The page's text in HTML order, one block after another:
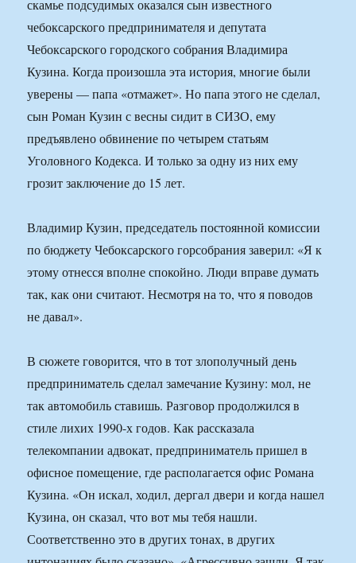
скамье подсудимых оказался сын известного
чебоксарского предпринимателя и депутата
Чебоксарского городского собрания Владимира
Кузина. Когда произошла эта история, многие были
уверены — папа «отмажет». Но папа этого не сделал,
сын Роман Кузин с весны сидит в СИЗО, ему
предъявлено обвинение по четырем статьям
Уголовного Кодекса. И только за одну из них ему
грозит заключение до 15 лет.
Владимир Кузин, председатель постоянной комиссии
по бюджету Чебоксарского горсобрания заверил: «Я к
этому отнесся вполне спокойно. Люди вправе думать
так, как они считают. Несмотря на то, что я поводов
не давал».
В сюжете говорится, что в тот злополучный день
предприниматель сделал замечание Кузину: мол, не
так автомобиль ставишь. Разговор продолжился в
стиле лихих 1990-х годов. Как рассказала
телекомпании адвокат, предприниматель пришел в
офисное помещение, где располагается офис Романа
Кузина. «Он искал, ходил, дергал двери и когда нашел
Кузина, он сказал, что вот мы тебя нашли.
Соответственно это в других тонах, в других